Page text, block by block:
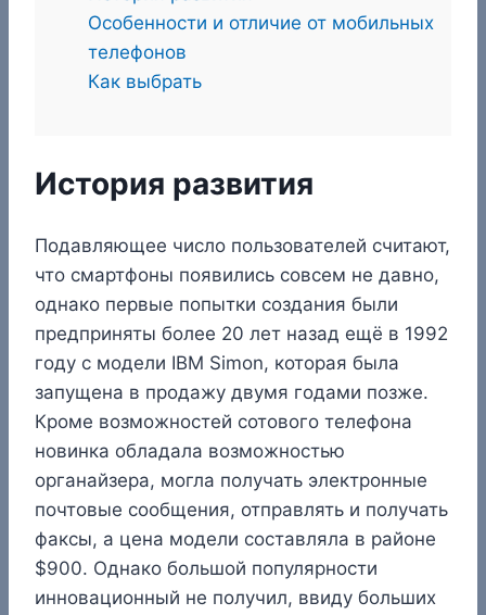
Особенности и отличие от мобильных
телефонов
Как выбрать
История развития
Подавляющее число пользователей считают,
что смартфоны появились совсем не давно,
однако первые попытки создания были
предприняты более 20 лет назад ещё в 1992
году с модели IBM Simon, которая была
запущена в продажу двумя годами позже.
Кроме возможностей сотового телефона
новинка обладала возможностью
органайзера, могла получать электронные
почтовые сообщения, отправлять и получать
факсы, а цена модели составляла в районе
$900. Однако большой популярности
инновационный не получил, ввиду больших